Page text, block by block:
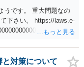
うです。 重大問題なの
下さい。 https://laws.e-
第2条
十六条、第百七十七
百四十一条第一項若し
対策について